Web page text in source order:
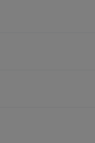
Faber Peak
加坡